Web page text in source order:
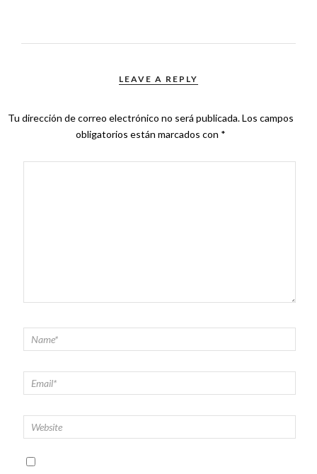
LEAVE A REPLY
Tu dirección de correo electrónico no será publicada.Los campos
obligatorios están marcados con *